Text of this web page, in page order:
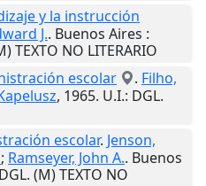
y la instrucción
J.. Buenos Aires :
TEXTO NO LITERARIO
escolar
. Filho,
, 1965. U.I.: DGL.
escolar. Jenson,
; Ramseyer, John A.. Buenos
(M) TEXTO NO